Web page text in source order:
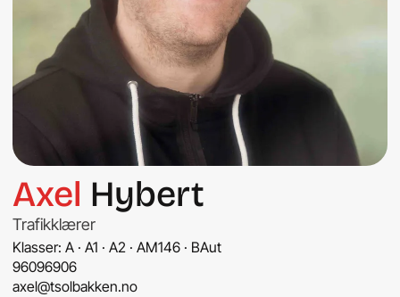
Axel Hybert
Trafikklærer
Klasser: A · A1 · A2 · AM146 · BAut
96096906
axel@tsolbakken.no